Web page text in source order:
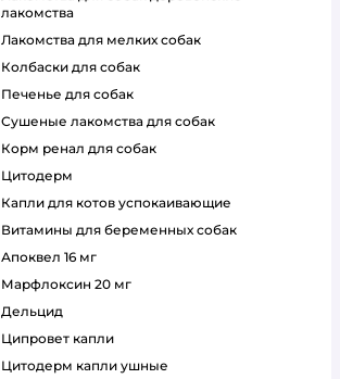
лакомства
лакомства для мелких собак
колбаски для собак
печенье для собак
сушеные лакомства для собак
корм ренал для собак
цитодерм
капли для котов успокаивающие
витамины для беременных собак
апоквел 16 мг
марфлоксин 20 мг
дельцид
ципровет капли
цитодерм капли ушные